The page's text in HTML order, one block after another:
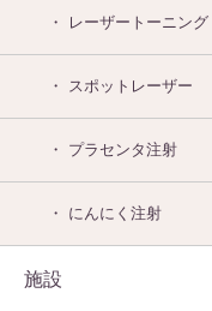
レーザートーニング
スポットレーザー
プラセンタ注射
にんにく注射
施設